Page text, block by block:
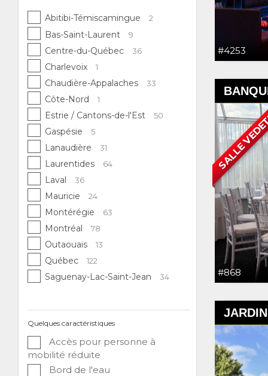
Abitibi-Témiscamingue
2
Bas-Saint-Laurent 9
Centre-du-Québec 36
Charlevoix 1
Chaudière-Appalaches 33
Côte-Nord 1
Estrie / Cantons-de-l'Est 50
Gaspésie 5
Lanaudière 31
Laurentides 64
Laval 36
Mauricie 24
Montérégie 63
Montréal 78
Outaouais 13
Québec 122
Saguenay-Lac-Saint-Jean 34
Quelques caractéristiques
Accès pour personne à
mobilité réduite
Bord de l'eau
#4253
SALLE
#868